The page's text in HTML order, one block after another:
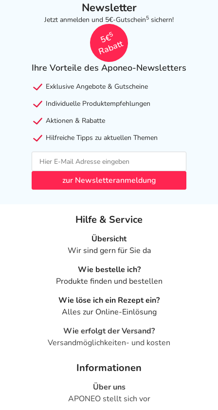
Newsletter
Jetzt anmelden und 5€-Gutschein5 sichern!
5€
Rabatt
Ihre Vorteile des Aponeo-Newsletters
zur Newsletteranmeldung
Übersicht
Wie bestelle ich?
Wie löse ich ein Rezept ein?
Wie erfolgt der Versand?
Informationen
Über uns